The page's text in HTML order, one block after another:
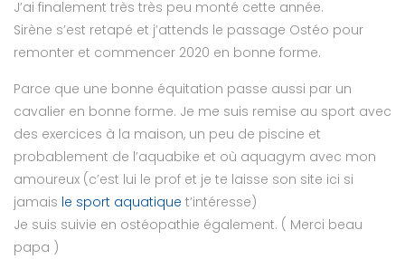
J’ai finalement très très peu monté cette année.
Sirène s’est retapé et j’attends le passage Ostéo pour
remonter et commencer 2020 en bonne forme.
Parce que une bonne équitation passe aussi par un
cavalier en bonne forme. Je me suis remise au sport avec
des exercices à la maison, un peu de piscine et
probablement de l’aquabike et où aquagym avec mon
amoureux (c’est lui le prof et je te laisse son site ici si
jamais le sport aquatique t’intéresse)
Je suis suivie en ostéopathie également. ( Merci beau
papa )